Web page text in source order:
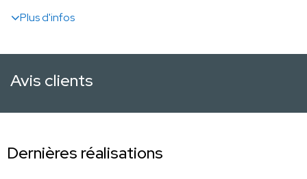
Plus d'infos
Avis clients
Dernières réalisations